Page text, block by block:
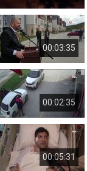
00:03:35
00:02:35
00:05:31